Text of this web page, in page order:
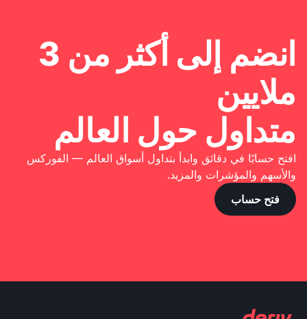
انضم إلى أكثر من 3
ملايين
متداول حول العالم
افتح حسابًا في دقائق وابدأ بتداول أسواق العالم — الفوركس
والأسهم والمؤشرات والمزيد.
فتح حساب